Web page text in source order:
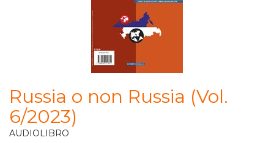
Russia o non Russia (Vol.
6/2023)
AUDIOLIBRO